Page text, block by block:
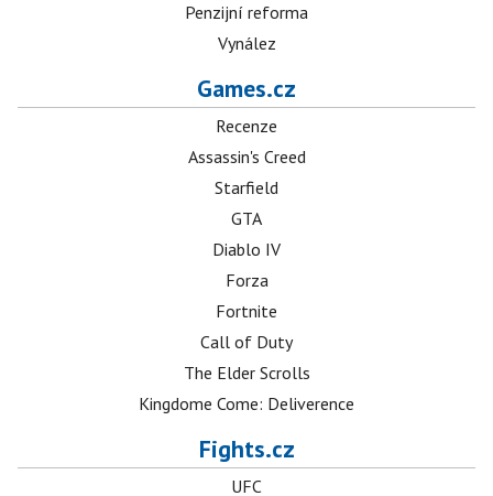
Penzijní reforma
Vynález
Games.cz
Recenze
Assassin's Creed
Starfield
GTA
Diablo IV
Forza
Fortnite
Call of Duty
The Elder Scrolls
Kingdome Come: Deliverence
Fights.cz
UFC